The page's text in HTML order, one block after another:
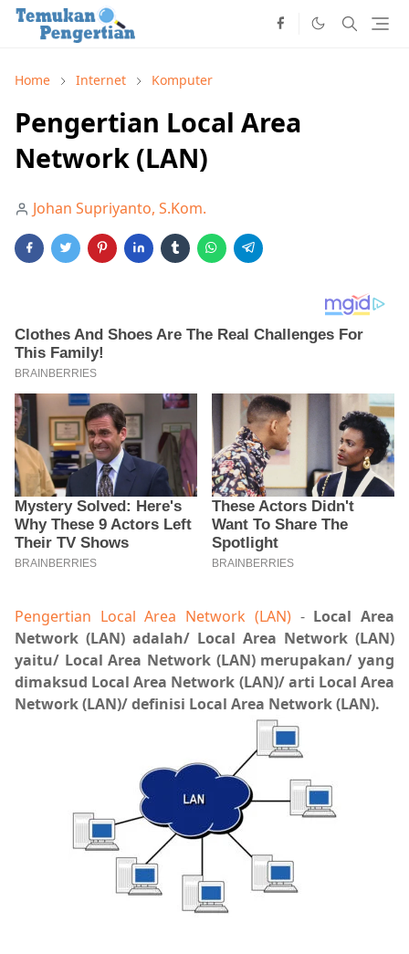
Home Internet Komputer
Pengertian Local Area
Network (LAN)
Johan Supriyanto, S.Kom.
Pengertian Local Area Network (LAN)- Local Area
Network (LAN) adalah/ Local Area Network (LAN)
yaitu/ Local Area Network (LAN) merupakan/ yang
dimaksud Local Area Network (LAN)/ arti Local Area
Network (LAN)/ definisi Local Area Network (LAN).